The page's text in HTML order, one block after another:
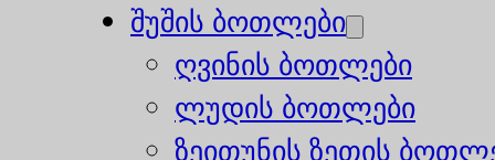
შუშის ბოთლები
ღვინის ბოთლები
ლუდის ბოთლები
ზეითუნის ზეთის